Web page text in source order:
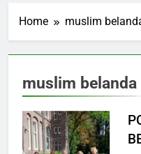
Home muslim
muslim belanda